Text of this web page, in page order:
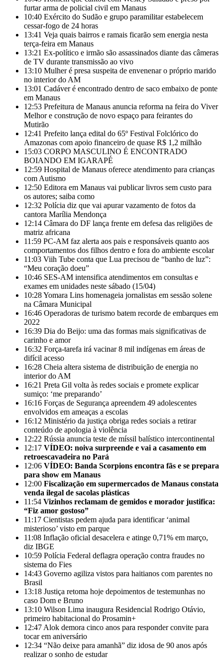
furtar arma de policial civil em Manaus
10:40 Exército do Sudão e grupo paramilitar estabelecem
cessar-fogo de 24 horas
13:41 Veja quais bairros e ramais ficarão sem energia nesta
terça-feira em Manaus
13:21 Ex-político e irmão são assassinados diante das câmeras
de TV durante transmissão ao vivo
13:10 Mulher é presa suspeita de envenenar o próprio marido
no interior do AM
13:01 Cadáver é encontrado dentro de saco embaixo de ponte
em Manaus
12:53 Prefeitura de Manaus anuncia reforma na feira do Viver
Melhor e construção de novo espaço para feirantes do
Mutirão
12:41 Prefeito lança edital do 65º Festival Folclórico do
Amazonas com apoio financeiro de quase R$ 1,2 milhão
15:03 CORPO MASCULINO É ENCONTRADO
BOIANDO EM IGARAPÉ
12:59 Hospital de Manaus oferece atendimento para crianças
com Autismo
12:50 Editora em Manaus vai publicar livros sem custo para
os autores; saiba como
12:32 Polícia diz que vai apurar vazamento de fotos da
cantora Marília Mendonça
12:14 Câmara do DF lança frente em defesa das religiões de
matriz africana
11:59 PC-AM faz alerta aos pais e responsáveis quanto aos
comportamentos dos filhos dentro e fora do ambiente escolar
11:03 Viih Tube conta que Lua precisou de “banho de luz”:
“Meu coração doeu”
10:46 SES-AM intensifica atendimentos em consultas e
exames em unidades neste sábado (15/04)
10:28Yomara Lins homenageia jornalistas em sessão solene
na Câmara Municipal
16:46 Operadoras de turismo batem recorde de embarques em
2022
16:39 Dia do Beijo: uma das formas mais significativas de
carinho e amor
16:32 Força-tarefa irá vacinar 8 mil indígenas em áreas de
difícil acesso
16:28 Cheia altera sistema de distribuição de energia no
interior do AM
16:21 Preta Gil volta às redes sociais e promete explicar
sumiço: ‘me preparando’
16:16 Forças de Segurança apreendem 49 adolescentes
envolvidos em ameaças a escolas
16:12 Ministério da justiça obriga redes sociais a retirar
conteúdo de apologia à violência
12:22 Rússia anuncia teste de míssil balístico intercontinental
12:17 VÍDEO: noiva surpreende e vai a casamento em
retroescavadeira no Pará
12:06 VÍDEO: Banda Scorpions encontra fãs e se prepara
para show em Manaus
12:00 Fiscalização em supermercados de Manaus constata
venda ilegal de sacolas plásticas
11:54 Vizinhos reclamam de gemidos e morador justifica:
“Fiz amor gostoso”
11:17 Cientistas pedem ajuda para identificar ‘animal
misterioso’ visto em parque
11:08 Inflação oficial desacelera e atinge 0,71% em março,
diz IBGE
10:59 Polícia Federal deflagra operação contra fraudes no
sistema do Fies
14:43 Governo agiliza vistos para haitianos com parentes no
Brasil
13:18 Justiça retoma hoje depoimentos de testemunhas no
caso Dom e Bruno
13:10 Wilson Lima inaugura Residencial Rodrigo Otávio,
primeiro habitacional do Prosamin+
12:47 Alok demora cinco anos para responder convite para
tocar em aniversário
12:34 “Não deixe para amanhã” diz idosa de 90 anos após
realizar o sonho de estudar